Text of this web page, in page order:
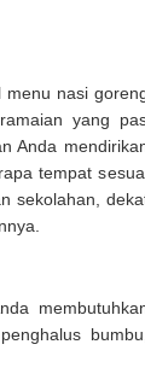
menu nasi
yang
Anda
tempat
sekolahan,